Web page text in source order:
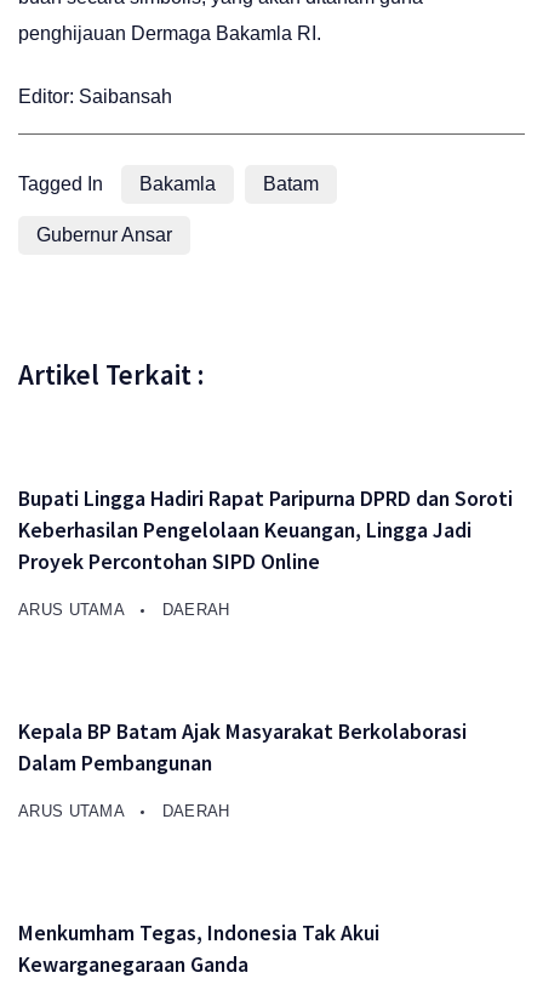
penghijauan Dermaga Bakamla RI.
Editor: Saibansah
Tagged In Bakamla Batam
Gubernur Ansar
Artikel Terkait :
Bupati Lingga Hadiri Rapat Paripurna DPRD dan Soroti
Keberhasilan Pengelolaan Keuangan, Lingga Jadi
Proyek Percontohan SIPD Online
ARUS UTAMA DAERAH
Kepala BP Batam Ajak Masyarakat Berkolaborasi
Dalam Pembangunan
ARUS UTAMA DAERAH
Menkumham Tegas, Indonesia Tak Akui
Kewarganegaraan Ganda